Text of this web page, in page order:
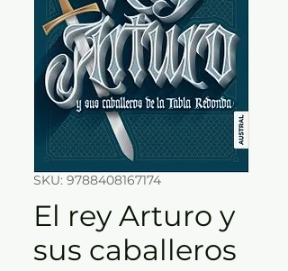
SKU: 9788408167174
El rey Arturo y
sus caballeros